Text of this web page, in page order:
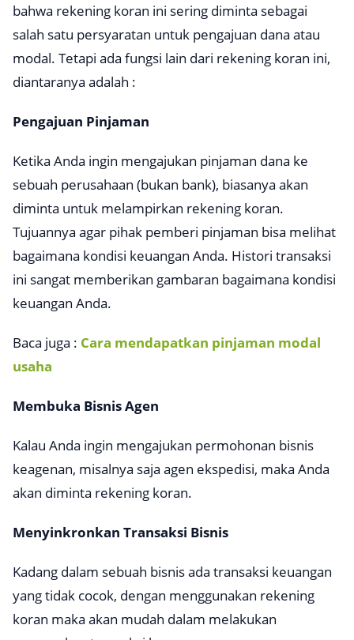
bahwa rekening koran ini sering diminta sebagai
salah satu persyaratan untuk pengajuan dana atau
modal. Tetapi ada fungsi lain dari rekening koran ini,
diantaranya adalah :
Pengajuan Pinjaman
Ketika Anda ingin mengajukan pinjaman dana ke
sebuah perusahaan (bukan bank), biasanya akan
diminta untuk melampirkan rekening koran.
Tujuannya agar pihak pemberi pinjaman bisa melihat
bagaimana kondisi keuangan Anda. Histori transaksi
ini sangat memberikan gambaran bagaimana kondisi
keuangan Anda.
Baca juga : Cara mendapatkan pinjaman modal
usaha
Membuka Bisnis Agen
Kalau Anda ingin mengajukan permohonan bisnis
keagenan, misalnya saja agen ekspedisi, maka Anda
akan diminta rekening koran.
Menyinkronkan Transaksi Bisnis
Kadang dalam sebuah bisnis ada transaksi keuangan
yang tidak cocok, dengan menggunakan rekening
koran maka akan mudah dalam melakukan